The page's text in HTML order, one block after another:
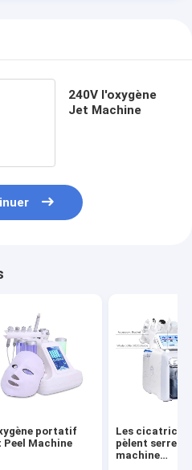
240V l'oxygène
Jet Machine
portatif
Peel Machine
Les cicatrices
pèlent serrer
machine